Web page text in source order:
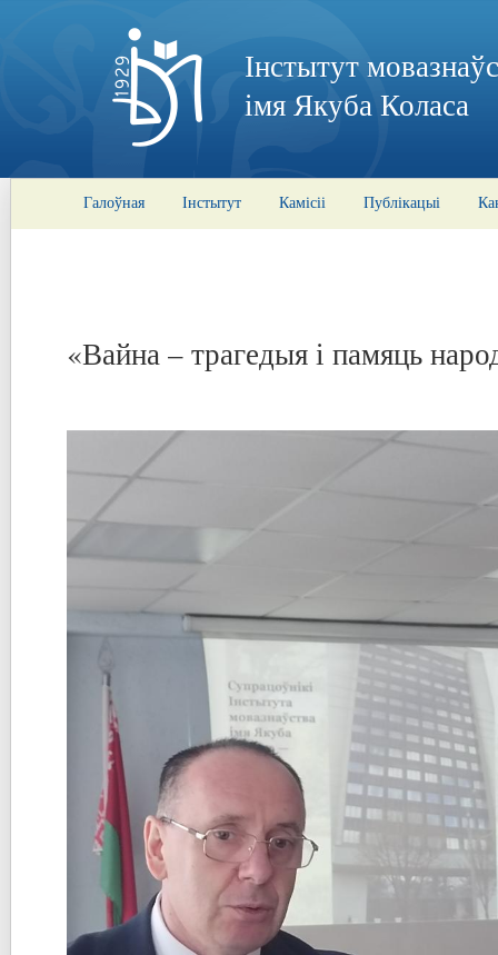
Інстытут
імя Якуба Коласа
Галоўная Інстытут Камісіі Публікацыі
«Вайна – трагедыя і памяць